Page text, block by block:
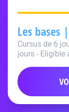
Les bases
Cursus de 6
jours - Eligible